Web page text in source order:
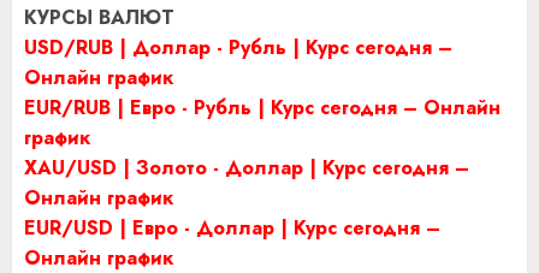
КУРСЫ ВАЛЮТ
USD/RUB | Доллар - Рубль | Курс сегодня –
Онлайн график
EUR/RUB | Евро - Рубль | Курс сегодня – Онлайн
график
XAU/USD | Золото - Доллар | Курс сегодня –
Онлайн график
EUR/USD | Евро - Доллар | Курс сегодня –
Онлайн график